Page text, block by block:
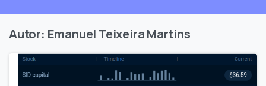
Autor: Emanuel Teixeira Martins